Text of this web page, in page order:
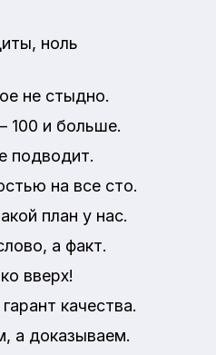
ноль
не стыдно.
100 и больше.
подводит.
на все сто.
план у нас.
а факт.
вверх!
качества.
а доказываем.